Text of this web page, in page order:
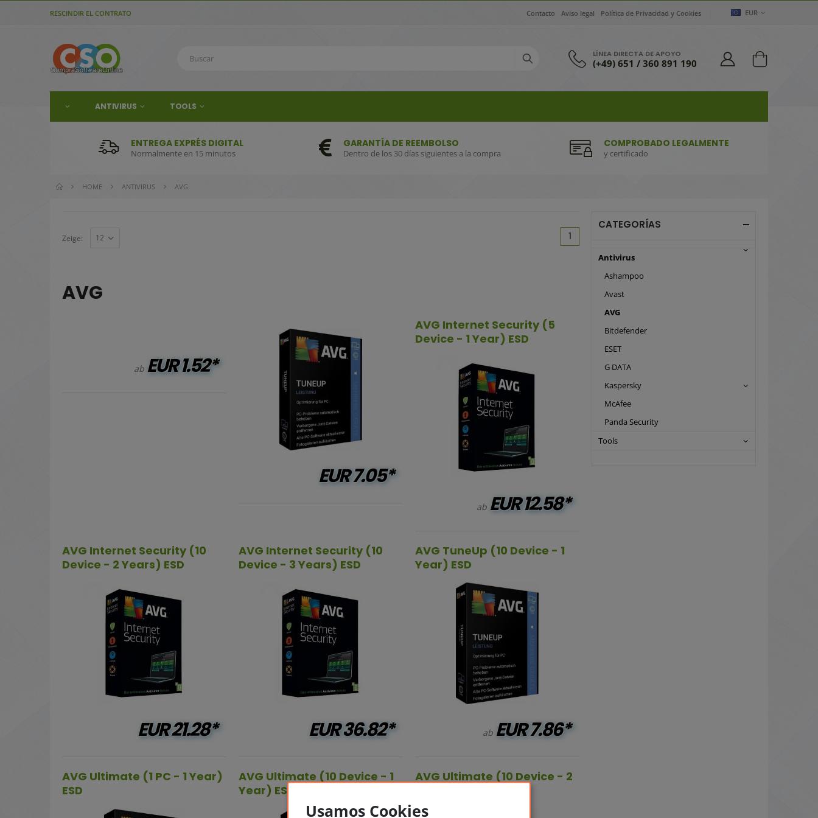
RESCINDIR EL CONTRATO Contacto Aviso legal Política de Privacidad y Cookies EUR
LÍNEA DIRECTA DE APOYO
(+49) 651 / 360 891 190
ANTIVIRUS TOOLS
ENTREGA EXPRÉS DIGITAL
Normalmente en 15 minutos
GARANTÍA DE REEMBOLSO
Dentro de los 30 días siguientes a la compra
COMPROBADO LEGALMENTE
y certificado
HOME ANTIVIRUS AVG
Zeige: 1
AVG
ab EUR1.52*
EUR7.05*
AVG Internet Security (5
Device - 1 Year) ESD
ab EUR12.58*
AVG Internet Security (10
Device - 2 Years) ESD
EUR21.28*
AVG Internet Security (10
Device - 3 Years) ESD
EUR36.82*
AVG TuneUp (10 Device - 1
Year) ESD
ab EUR7.86*
AVG Ultimate (1 PC - 1 Year)
ESD
AVG Ultimate (10 Device - 1
Year) ESD
AVG Ultimate (10 Device - 2
CATEGORÍAS
Antivirus
Ashampoo
Avast
AVG
Bitdefender
ESET
G DATA
Kaspersky
McAfee
Panda Security
Tools
Usamos Cookies